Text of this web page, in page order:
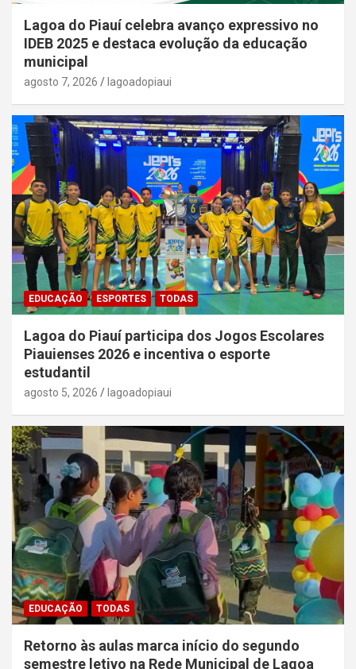
Lagoa do Piauí celebra avanço expressivo no
IDEB 2025 e destaca evolução da educação
municipal
agosto 7, 2026 lagoadopiaui
EDUCAÇÃO ESPORTES TODAS
Lagoa do Piauí participa dos Jogos Escolares
Piauienses 2026 e incentiva o esporte
estudantil
agosto 5, 2026 lagoadopiaui
EDUCAÇÃO TODAS
Retorno às aulas marca início do segundo
semestre letivo na Rede Municipal de Lagoa